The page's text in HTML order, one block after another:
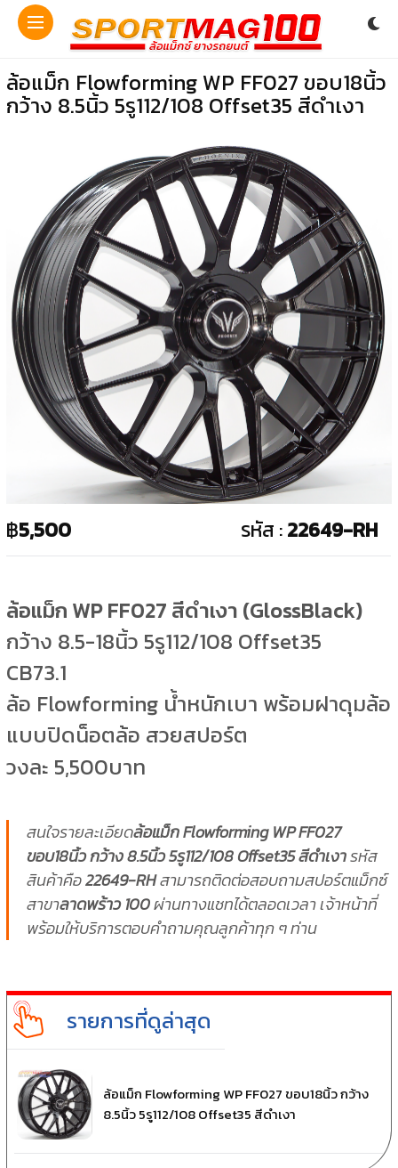
ล้อแม็ก Flowforming WP FF027 ขอบ18นิ้ว
กว้าง 8.5นิ้ว 5รู112/108 Offset35 สีดำเงา
฿5,500 รหัส :22649-RH
ล้อแม็ก WP FF027 สีดำเงา (GlossBlack)
กว้าง 8.5-18นิ้ว 5รู112/108 Offset35
CB73.1
ล้อ Flowforming น้ำหนักเบา พร้อมฝาดุมล้อ
แบบปิดน็อตล้อ สวยสปอร์ต
วงละ 5,500บาท
สนใจรายละเอียดล้อแม็ก Flowforming WP FF027
ขอบ18นิ้ว กว้าง 8.5นิ้ว 5รู112/108 Offset35 สีดำเงารหัส
สินค้าคือ22649-RHสามารถติดต่อสอบถามสปอร์ตแม็กซ์
สาขาลาดพร้าว 100ผ่านทางแชทได้ตลอดเวลา เจ้าหน้าที่
พร้อมให้บริการตอบคำถามคุณลูกค้าทุก ๆ ท่าน
รายการที่ดูล่าสุด
ล้อแม็ก Flowforming WP FF027 ขอบ18นิ้ว กว้าง
8.5นิ้ว 5รู112/108 Offset35 สีดำเงา